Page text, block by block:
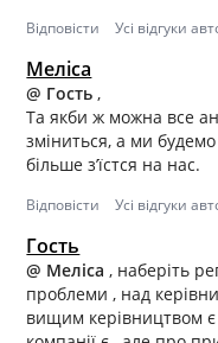
Відповісти Усі відгуки
Меліса
@ Гость ,
Та якби ж можна все
зміниться, а ми
більше з’їстся на нас.
Відповісти Усі відгуки
Гость
@ Меліса , наберіть
проблеми , над
вищим керівництвом